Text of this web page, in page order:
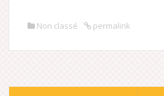
Non classé permalink